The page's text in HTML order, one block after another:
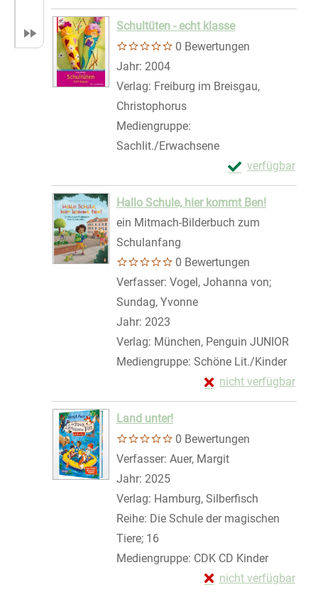
Zum Download
Schultüten - echt klasse
0 Bewertungen
Suche nach diesem Verfasser
Jahr: 2004
Verlag: Freiburg im Breisgau,
Christophorus
Mediengruppe:
Sachlit./Erwachsene
verfügbar
Exemplar-
Zum Download
Hallo Schule, hier kommt Ben!
ein Mitmach-Bilderbuch zum
Schulanfang
0 Bewertungen
Verfasser: Vogel, Johanna von;
Sundag, Yvonne
Jahr: 2023
Verlag: München, Penguin JUNIOR
Mediengruppe: Schöne Lit./Kinder
nicht verfügbar
Exemplar-Details
Zum Download von
Land unter!
0 Bewertungen
Verfasser: Auer, Margit
Jahr: 2025
Verlag: Hamburg, Silberfisch
Reihe: Die Schule der magischen
Tiere; 16
Mediengruppe: CDK CD Kinder
nicht verfügbar
Exemplar-Details